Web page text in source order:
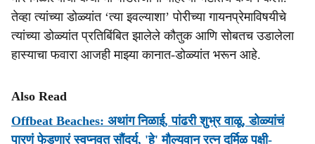
तेव्हा त्यांच्या डोळ्यांत ‘त्या इवल्याशा’ पोरीच्या गायनप्रेमाविषयीचे
त्यांच्या डोळ्यांत प्रतिबिंबित झालेले कौतुक आणि सोबतच उडालेला
हास्याचा फवारा आजही माझ्या कानात-डोळ्यांत भरून आहे.
Also Read
Offbeat Beaches: अथांग निळाई, पांढरी शुभ्र वाळू, डोळ्यांचं
पारणं फेडणारं स्वप्नवत सौंदर्य, 'हे' मौल्यवान रत्न दुर्मिळ पक्षी-